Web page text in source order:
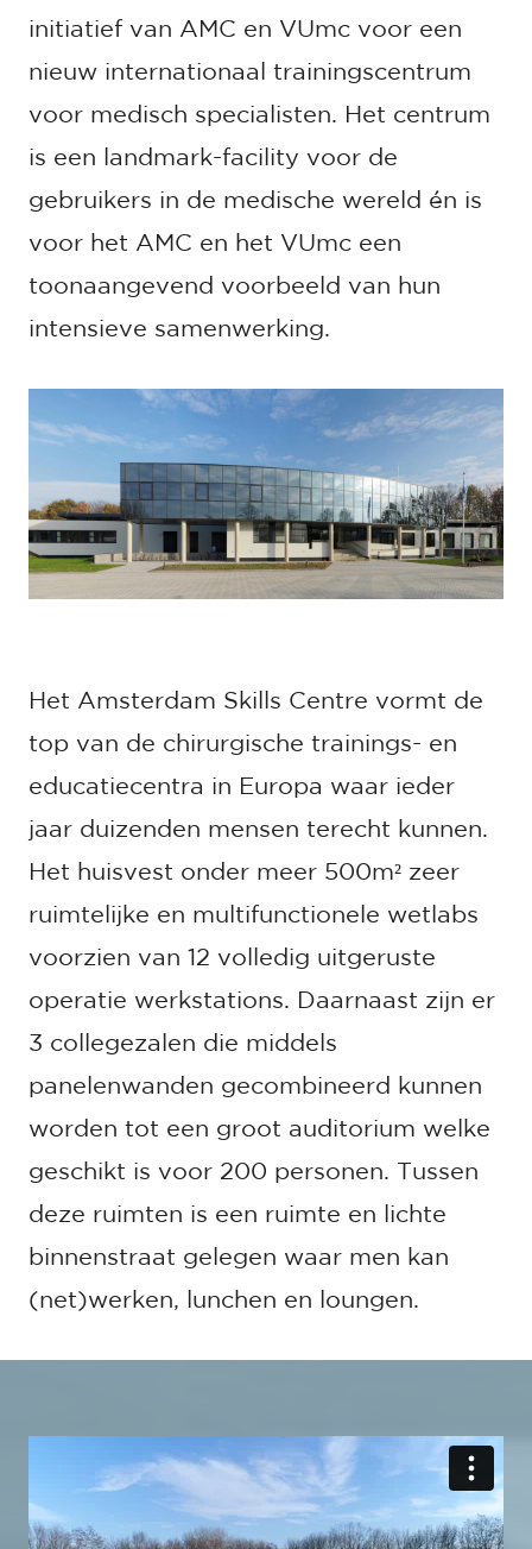
initiatief van AMC en VUmc voor een
nieuw internationaal trainingscentrum
voor medisch specialisten. Het centrum
is een landmark-facility voor de
gebruikers in de medische wereld én is
voor het AMC en het VUmc een
toonaangevend voorbeeld van hun
intensieve samenwerking.
Het Amsterdam Skills Centre vormt de
top van de chirurgische trainings- en
educatiecentra in Europa waar ieder
jaar duizenden mensen terecht kunnen.
Het huisvest onder meer 500m² zeer
ruimtelijke en multifunctionele wetlabs
voorzien van 12 volledig uitgeruste
operatie werkstations. Daarnaast zijn er
3 collegezalen die middels
panelenwanden gecombineerd kunnen
worden tot een groot auditorium welke
geschikt is voor 200 personen. Tussen
deze ruimten is een ruimte en lichte
binnenstraat gelegen waar men kan
(net)werken, lunchen en loungen.